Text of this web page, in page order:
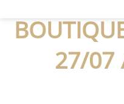
27/07